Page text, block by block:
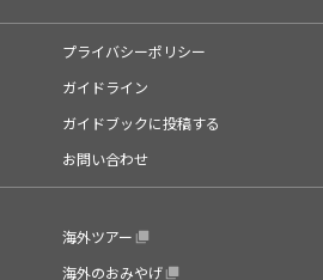
プライバシーポリシー
ガイドライン
ガイドブックに投稿する
お問い合わせ
海外ツアー
海外のおみやげ